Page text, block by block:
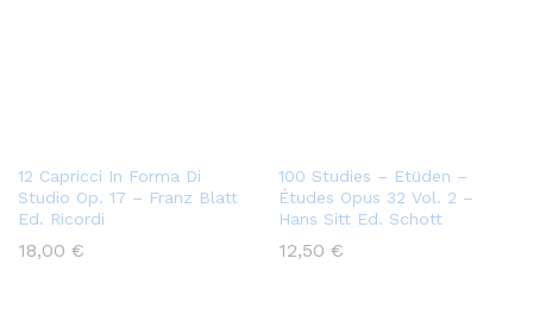
12 Capricci In Forma Di
Studio Op. 17 – Franz Blatt
Ed. Ricordi
18,00 €
100 Studies – Etüden –
Études Opus 32 Vol. 2 –
Hans Sitt Ed. Schott
12,50 €